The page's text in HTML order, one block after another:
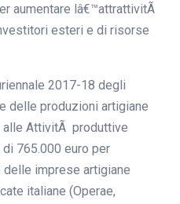
aumentare lâ€™attrattivitÃ
esteri e di risorse
2017-18 degli
delle produzioni artigiane
AttivitÃ produttive
765.000 euro per
imprese artigiane
italiane (Operae,